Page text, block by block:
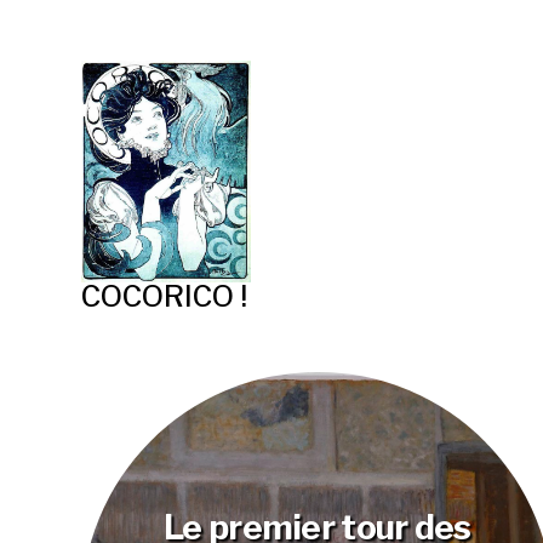
COCORICO !
Le premier tour des